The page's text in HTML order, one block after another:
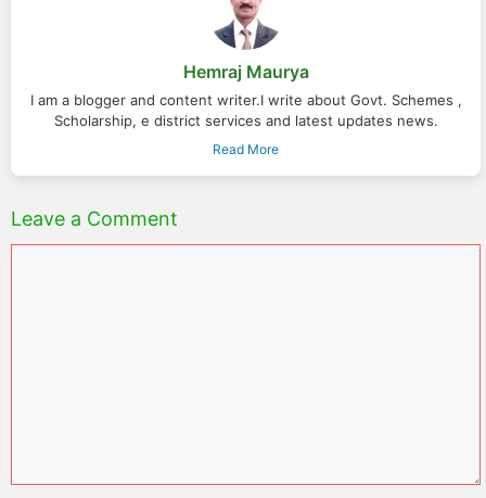
Hemraj Maurya
I am a blogger and content writer.I write about Govt. Schemes ,
Scholarship, e district services and latest updates news.
Read More
Leave a Comment